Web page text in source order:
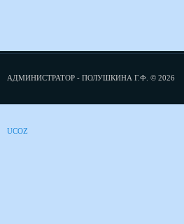
АДМИНИСТРАТОР - ПОЛУШКИНА Г.Ф. © 2026
UCOZ